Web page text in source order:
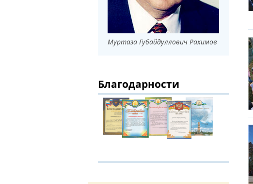
Муртаза Губайдуллович Рахимов
Благодарности